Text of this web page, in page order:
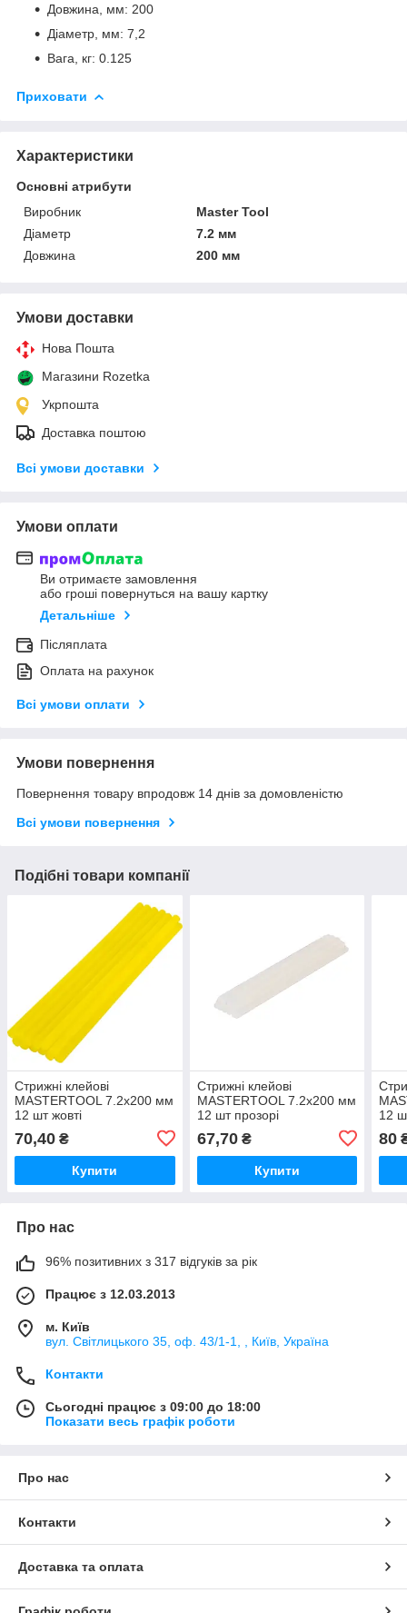
Довжина, мм: 200
Діаметр, мм: 7,2
Вага, кг: 0.125
Приховати
Характеристики
Основні атрибути
Виробник
Master Tool
Діаметр
7.2 мм
Довжина
200 мм
Умови доставки
Нова Пошта
Магазини Rozetka
Укрпошта
Доставка поштою
Всі умови доставки
Умови оплати
Ви отримаєте замовлення
або гроші повернуться на вашу картку
Детальніше
Післяплата
Оплата на рахунок
Всі умови оплати
Умови повернення
Повернення товару впродовж 14 днів за домовленістю
Всі умови повернення
Подібні товари компанії
Стрижні клейові
MASTERTOOL 7.2х200 мм
12 шт жовті
70,40 ₴
Купити
Стрижні клейові
MASTERTOOL 7.2х200 мм
12 шт прозорі
67,70₴
Купити
12
80
Про нас
96% позитивних з 317 відгуків за рік
Працює з 12.03.2013
м. Київ
вул. Світлицького 35, оф. 43/1-1, , Київ, Україна
Контакти
Сьогодні працює з 09:00 до 18:00
Показати весь графік роботи
Про нас
Контакти
Доставка та оплата